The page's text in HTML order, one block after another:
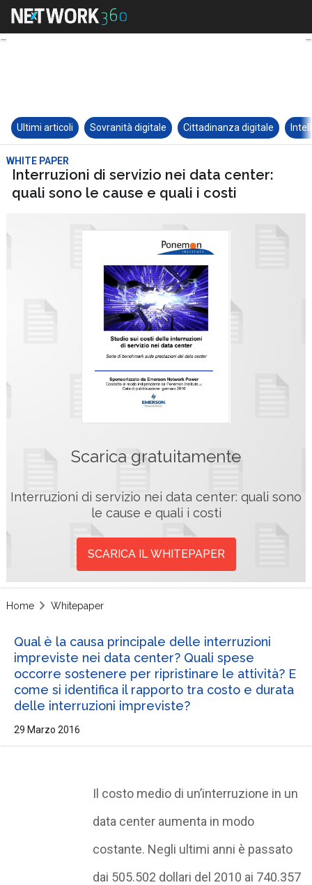
Ultimi articoli Sovranità digitale Cittadinanza digitale
WHITE PAPER
Interruzioni di servizio nei data center:
quali sono le cause e quali i costi
Scarica gratuitamente
Interruzioni di servizio nei data center: quali sono
le cause e quali i costi
SCARICA IL WHITEPAPER
Home Whitepaper
Qual è la causa principale delle interruzioni
impreviste nei data center? Quali spese
occorre sostenere per ripristinare le attività? E
come si identifica il rapporto tra costo e durata
delle interruzioni impreviste?
29 Marzo 2016
Il costo medio di un’interruzione in un
data center aumenta in modo
costante. Negli ultimi anni è passato
dai 505.502 dollari del 2010 ai 740.357